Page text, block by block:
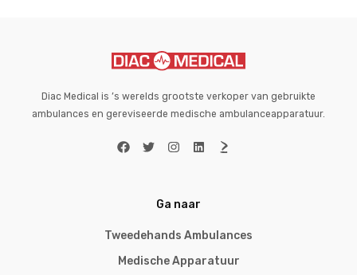
Diac Medical is ’s werelds grootste verkoper van gebruikte
ambulances en gereviseerde medische ambulanceapparatuur.
Ga naar
Tweedehands Ambulances
Medische Apparatuur